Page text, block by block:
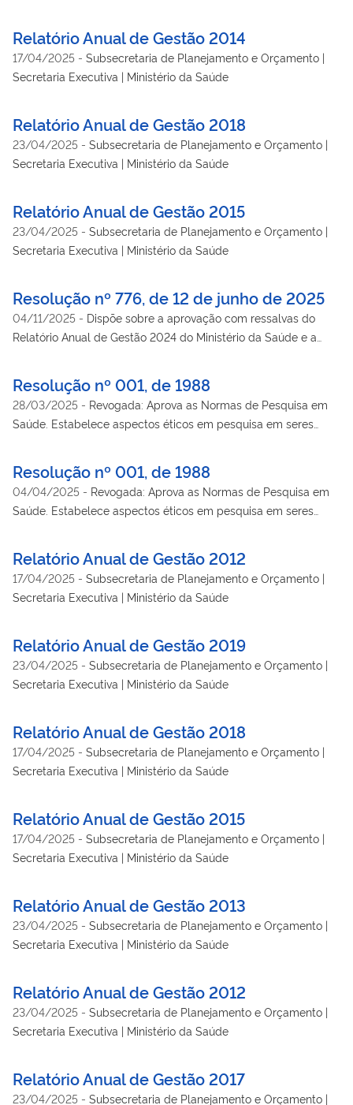
Relatório Anual de Gestão 2014
17/04/2025 - Subsecretaria de Planejamento e Orçamento |
Secretaria Executiva | Ministério da Saúde
Relatório Anual de Gestão 2018
23/04/2025 - Subsecretaria de Planejamento e Orçamento |
Secretaria Executiva | Ministério da Saúde
Relatório Anual de Gestão 2015
23/04/2025 - Subsecretaria de Planejamento e Orçamento |
Secretaria Executiva | Ministério da Saúde
Resolução nº 776, de 12 de junho de 2025
04/11/2025 - Dispõe sobre a aprovação com ressalvas do
Relatório Anual de Gestão 2024 do Ministério da Saúde e a
Resolução nº 001, de 1988
28/03/2025 - Revogada: Aprova as Normas de Pesquisa em
Saúde. Estabelece aspectos éticos em pesquisa em seres
de consentimento de risco (TCR); Revogada pela Res 196/96
Resolução nº 001, de 1988
04/04/2025 - Revogada: Aprova as Normas de Pesquisa em
Saúde. Estabelece aspectos éticos em pesquisa em seres
de consentimento de risco (TCR); Revogada pela Res 196/96
Relatório Anual de Gestão 2012
17/04/2025 - Subsecretaria de Planejamento e Orçamento |
Secretaria Executiva | Ministério da Saúde
Relatório Anual de Gestão 2019
23/04/2025 - Subsecretaria de Planejamento e Orçamento |
Secretaria Executiva | Ministério da Saúde
Relatório Anual de Gestão 2018
17/04/2025 - Subsecretaria de Planejamento e Orçamento |
Secretaria Executiva | Ministério da Saúde
Relatório Anual de Gestão 2015
17/04/2025 - Subsecretaria de Planejamento e Orçamento |
Secretaria Executiva | Ministério da Saúde
Relatório Anual de Gestão 2013
23/04/2025 - Subsecretaria de Planejamento e Orçamento |
Secretaria Executiva | Ministério da Saúde
Relatório Anual de Gestão 2012
23/04/2025 - Subsecretaria de Planejamento e Orçamento |
Secretaria Executiva | Ministério da Saúde
Relatório Anual de Gestão 2017
23/04/2025 - Subsecretaria de Planejamento e Orçamento |